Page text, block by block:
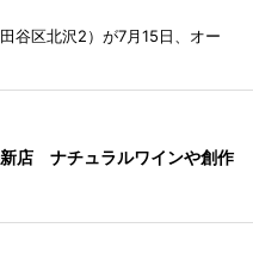
谷区北沢2）が7月15日、オー
店 ナチュラルワインや創作